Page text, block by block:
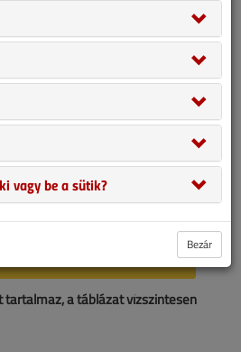
tartalmaz, a táblázat vízszintesen
vagy be a sütik?
Bezár